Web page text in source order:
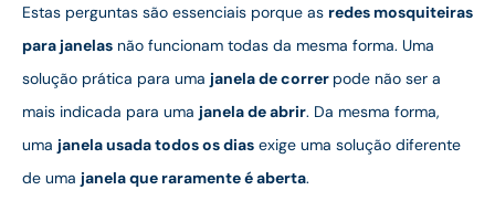
Estas perguntas são essenciais porque as redes mosquiteiras
para janelas não funcionam todas da mesma forma. Uma
solução prática para uma janela de correr pode não ser a
mais indicada para uma janela de abrir. Da mesma forma,
uma janela usada todos os dias exige uma solução diferente
de uma janela que raramente é aberta.